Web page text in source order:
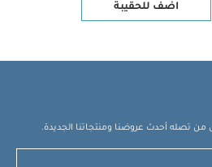
اضف للحقيبة
من تصله أحدث عروضنا ومنتجاتنا الجديدة.